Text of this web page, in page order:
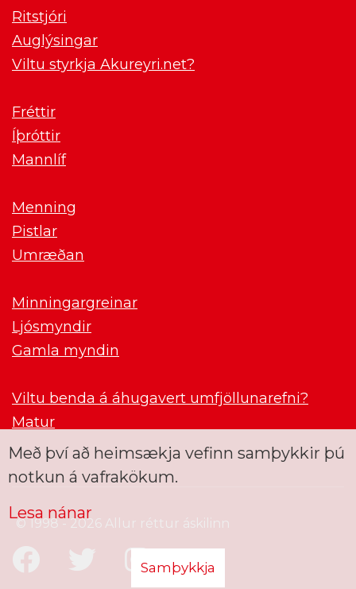
Ritstjóri
Auglýsingar
Viltu styrkja Akureyri.net?
Fréttir
Íþróttir
Mannlíf
Menning
Pistlar
Umræðan
Minningargreinar
Ljósmyndir
Gamla myndin
Viltu benda á áhugavert umfjöllunarefni?
Matur
© 1998 - 2026 Allur réttur áskilinn
Með því að heimsækja vefinn samþykkir þú
notkun á vafrakökum.
Lesa nánar
Samþykkja